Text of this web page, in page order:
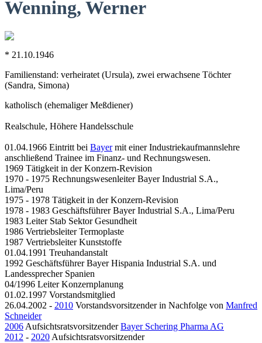
Wenning, Werner
* 21.10.1946
Familienstand: verheiratet (Ursula), zwei erwachsene Töchter
(Sandra, Simona)
katholisch (ehemaliger Meßdiener)
Realschule, Höhere Handelsschule
01.04.1966 Eintritt bei Bayermit einer Industriekaufmannslehre
anschließend Trainee im Finanz- und Rechnungswesen.
1969 Tätigkeit in der Konzern-Revision
1970 - 1975 Rechnungswesenleiter Bayer Industrial S.A.,
Lima/Peru
1975 - 1978 Tätigkeit in der Konzern-Revision
1978 - 1983 Geschäftsführer Bayer Industrial S.A., Lima/Peru
1983 Leiter Stab Sektor Gesundheit
1986 Vertriebsleiter Termoplaste
1987 Vertriebsleiter Kunststoffe
01.04.1991 Treuhandanstalt
1992 Geschäftsführer Bayer Hispania Industrial S.A. und
Landessprecher Spanien
04/1996 Leiter Konzernplanung
01.02.1997 Vorstandsmitglied
26.04.2002 - 2010 Vorstandsvorsitzender in Nachfolge von Manfred
Schneider
2006 AufsichtsratsvorsitzenderBayer Schering Pharma AG
2012 - 2020 Aufsichtsratsvorsitzender